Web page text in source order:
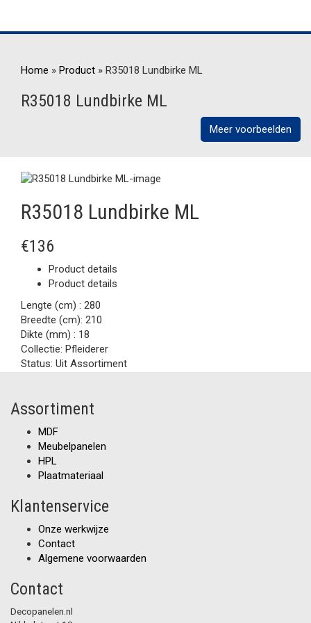
Home » Product » R35018 Lundbirke ML
R35018 Lundbirke ML
Meer voorbeelden
R35018 Lundbirke ML
€136
Product details
Product details
Lengte (cm) : 280
Breedte (cm): 210
Dikte (mm) : 18
Collectie: Pfleiderer
Status: Uit Assortiment
Assortiment
MDF
Meubelpanelen
HPL
Plaatmateriaal
Klantenservice
Onze werkwijze
Contact
Algemene voorwaarden
Contact
Decopanelen.nl